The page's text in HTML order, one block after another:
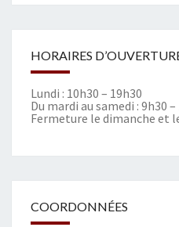
HORAIRES
Lundi : 10h30 – 19h30
Du mardi au samedi : 9h30 –
Fermeture le dimanche et
COORDONNÉES